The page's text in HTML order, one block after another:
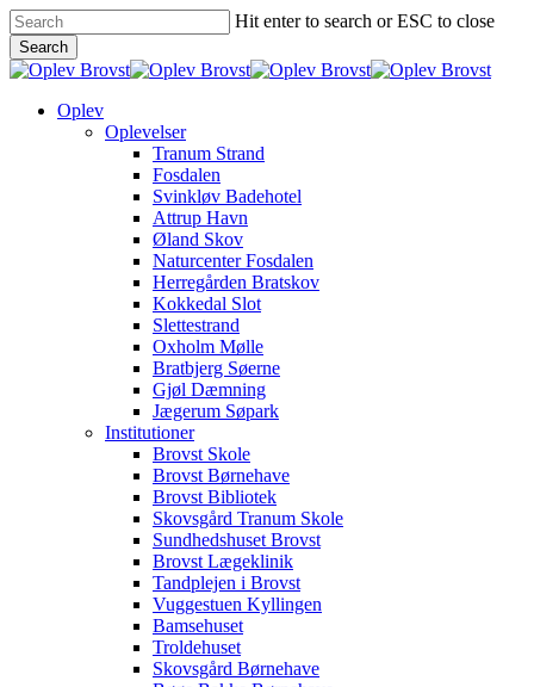
Skip
to
main
content
Hit enter to search or ESC to close
Search
Close
Menu
Oplev
Oplevelser
Tranum Strand
Fosdalen
Svinkløv Badehotel
Attrup Havn
Øland Skov
Naturcenter Fosdalen
Herregården Bratskov
Kokkedal Slot
Slettestrand
Oxholm Mølle
Bratbjerg Søerne
Gjøl Dæmning
Jægerum Søpark
Institutioner
Brovst Skole
Brovst Børnehave
Brovst Bibliotek
Skovsgård Tranum Skole
Sundhedshuset Brovst
Brovst Lægeklinik
Tandplejen i Brovst
Vuggestuen Kyllingen
Bamsehuset
Troldehuset
Skovsgård Børnehave